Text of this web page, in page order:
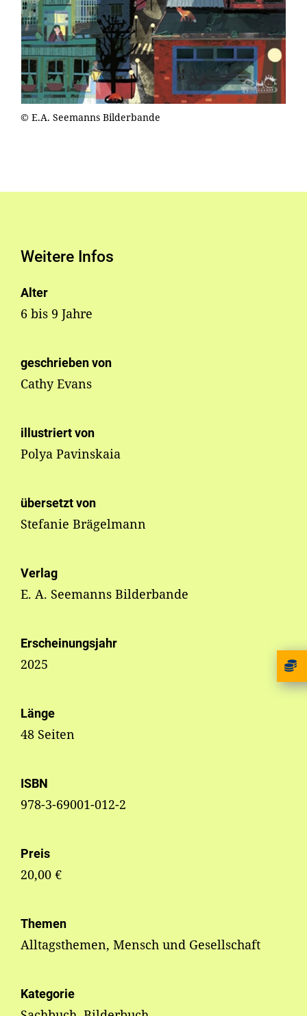
© E.A. Seemanns Bilderbande
Weitere Infos
Alter
6 bis 9 Jahre
geschrieben von
Cathy Evans
illustriert von
Polya Pavinskaia
übersetzt von
Stefanie Brägelmann
Verlag
E. A. Seemanns Bilderbande
Erscheinungsjahr
2025
Länge
48 Seiten
ISBN
978-3-69001-012-2
Preis
20,00 €
Themen
Alltagsthemen, Mensch und Gesellschaft
Kategorie